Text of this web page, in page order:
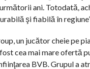
ani. Totodată,
şi fiabilă în
un jucător cheie pe
cea mai mare ofertă
BVB. Grupul a